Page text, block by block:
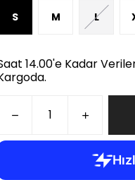
S M L
14.00'e Kadar